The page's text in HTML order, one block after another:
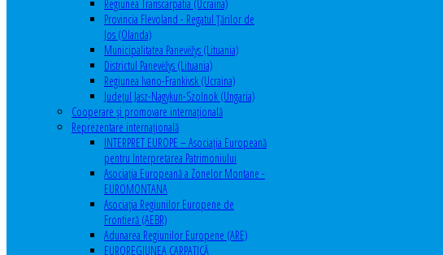
Regiunea Transcarpatia (Ucraina)
Provincia Flevoland - Regatul Ţărilor de
Jos (Olanda)
Municipalitatea Panevėžys (Lituania)
Districtul Panevėžys (Lituania)
Regiunea Ivano-Frankivsk (Ucraina)
Judeţul Jasz-Nagykun-Szolnok (Ungaria)
Cooperare şi promovare internaţională
Reprezentare internaţională
INTERPRET EUROPE – Asociația Europeană
pentru Interpretarea Patrimoniului
Asociația Europeană a Zonelor Montane -
EUROMONTANA
Asociația Regiunilor Europene de
Frontieră (AEBR)
Adunarea Regiunilor Europene (ARE)
EUROREGIUNEA CARPATICĂ